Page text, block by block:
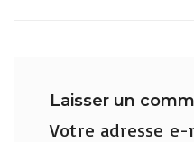
Laisser un
Votre adresse e-